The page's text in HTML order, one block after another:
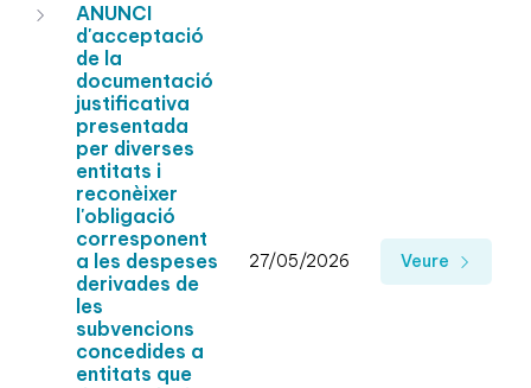
ANUNCI
d'acceptació
de la
documentació
justificativa
presentada
per diverses
entitats i
reconèixer
l'obligació
corresponent
a les despeses
derivades de
les
subvencions
concedides a
entitats que
27/05/2026 Veure